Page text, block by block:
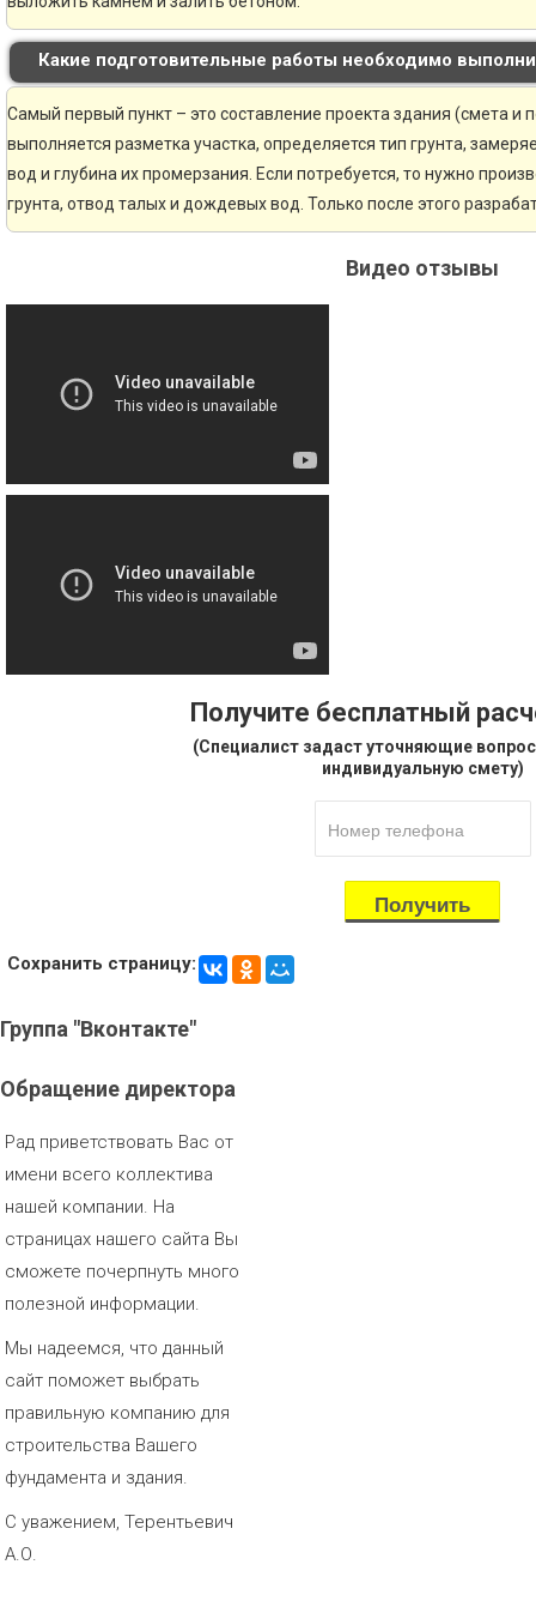
Какие подготовительные работы необходимо
Самый первый пункт – это составление проекта здания (смета и
выполняется разметка участка, определяется тип грунта,
вод и глубина их промерзания. Если потребуется, то нужно
грунта, отвод талых и дождевых вод. Только после этого
Видео отзывы
Получите бесплатный
(Специалист задаст уточняющие
индивидуальную смету)
Сохранить страницу:
Группа "Вконтакте"
Обращение директора
Рад приветствовать Вас от
имени всего коллектива
нашей компании. На
страницах нашего сайта Вы
сможете почерпнуть много
полезной информации.
Мы надеемся, что данный
сайт поможет выбрать
правильную компанию для
строительства Вашего
фундамента и здания.
С уважением, Терентьевич
А.О.